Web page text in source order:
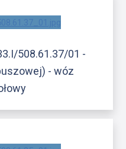
508.61.37/01 -
- wóz